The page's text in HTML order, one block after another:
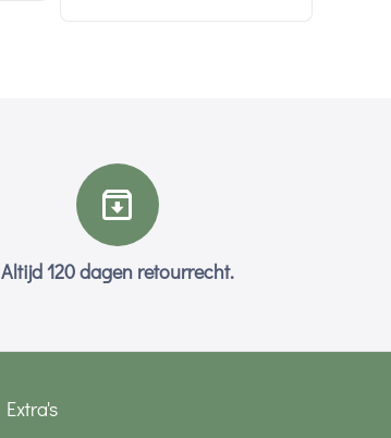
Altijd 120 dagen retourrecht.
Extra's